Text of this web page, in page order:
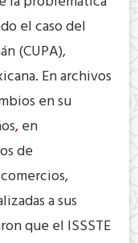
el caso del
(CUPA),
En archivos
en su
,en
de
a sus
que el ISSSTE